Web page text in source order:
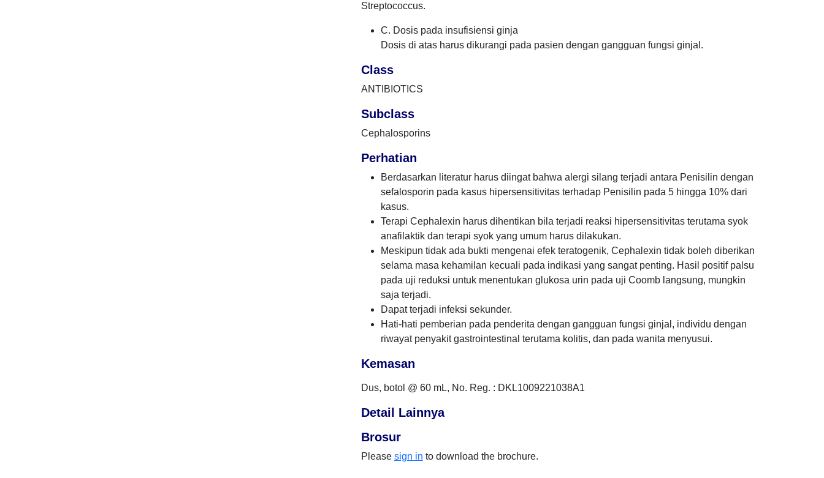
Streptococcus.
C. Dosis pada insufisiensi ginja
Dosis di atas harus dikurangi pada pasien dengan gangguan fungsi ginjal.
Class
ANTIBIOTICS
Subclass
Cephalosporins
Perhatian
Berdasarkan literatur harus diingat bahwa alergi silang terjadi antara Penisilin dengan
sefalosporin pada kasus hipersensitivitas terhadap Penisilin pada 5 hingga 10% dari
kasus.
Terapi Cephalexin harus dihentikan bila terjadi reaksi hipersensitivitas terutama syok
anafilaktik dan terapi syok yang umum harus dilakukan.
Meskipun tidak ada bukti mengenai efek teratogenik, Cephalexin tidak boleh diberikan
selama masa kehamilan kecuali pada indikasi yang sangat penting. Hasil positif palsu
pada uji reduksi untuk menentukan glukosa urin pada uji Coomb langsung, mungkin
saja terjadi.
Dapat terjadi infeksi sekunder.
Hati-hati pemberian pada penderita dengan gangguan fungsi ginjal, individu dengan
riwayat penyakit gastrointestinal terutama kolitis, dan pada wanita menyusui.
Kemasan
Dus, botol @ 60 mL, No. Reg. : DKL1009221038A1
Detail Lainnya
Brosur
Please sign in to download the brochure.